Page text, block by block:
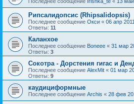
Рипсалидопсис (Rhipsalidopsis)
Последнее сообщение Окси « 06 апр
Ответы: 11
Каланхое
Последнее сообщение Boneee « 31 мар
Ответы: 3
Сокотра - Дорстения гигас и
Последнее сообщение AlexMit « 01 мар
Ответы: 9
каудициформные
Последнее сообщение Archis « 28 фев